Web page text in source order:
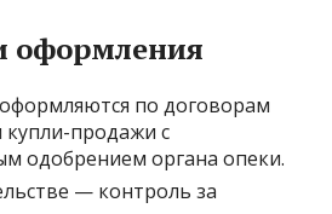
оформления
по договорам
купли-продажи с
одобрением органа опеки.
— контроль за